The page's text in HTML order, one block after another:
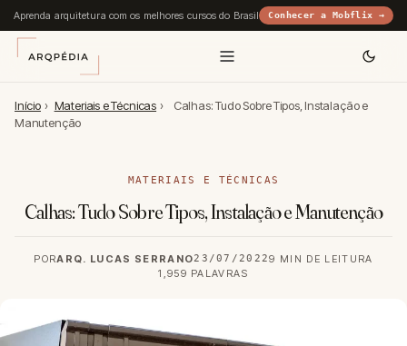
Aprenda arquitetura com os melhores cursos do Brasil Conhecer a Mobflix →
Início › Materiais e Técnicas ›
Calhas: Tudo Sobre Tipos, Instalação e
Manutenção
MATERIAIS E TÉCNICAS
Calhas: Tudo Sobre Tipos, Instalação e Manutenção
PORARQ. LUCAS SERRANO23/07/20229 MIN DE LEITURA
1,959 PALAVRAS